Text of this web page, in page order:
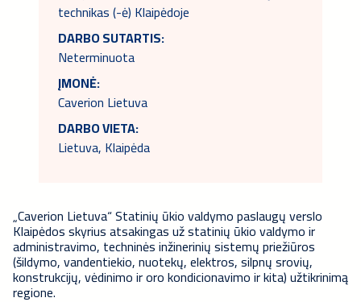
technikas (-ė) Klaipėdoje
DARBO SUTARTIS:
Neterminuota
ĮMONĖ:
Caverion Lietuva
DARBO VIETA:
Lietuva, Klaipėda
„Caverion Lietuva“ Statinių ūkio valdymo paslaugų verslo
Klaipėdos skyrius atsakingas už statinių ūkio valdymo ir
administravimo, techninės inžinerinių sistemų priežiūros
(šildymo, vandentiekio, nuotekų, elektros, silpnų srovių,
konstrukcijų, vėdinimo ir oro kondicionavimo ir kita) užtikrinimą
regione.